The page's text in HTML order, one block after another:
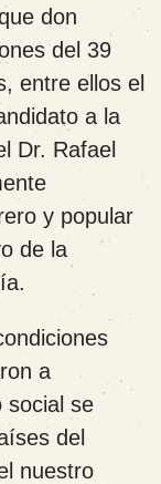
don
del 39
entre ellos el
a la
Dr. Rafael
y popular
de la
a
social se
del
nuestro